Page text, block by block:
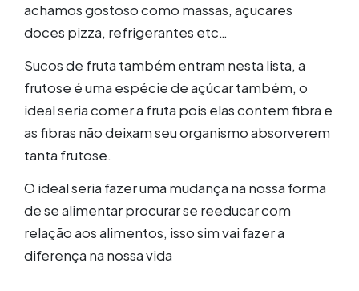
achamos gostoso como massas, açucares
doces pizza, refrigerantes etc…
Sucos de fruta também entram nesta lista, a
frutose é uma espécie de açúcar também, o
ideal seria comer a fruta pois elas contem fibra e
as fibras não deixam seu organismo absorverem
tanta frutose.
O ideal seria fazer uma mudança na nossa forma
de se alimentar procurar se reeducar com
relação aos alimentos, isso sim vai fazer a
diferença na nossa vida